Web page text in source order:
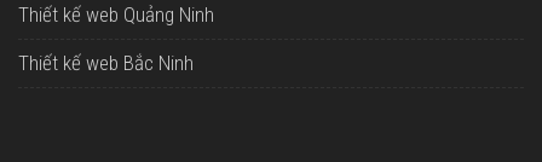
Thiết kế web Quảng Ninh
Thiết kế web Bắc Ninh